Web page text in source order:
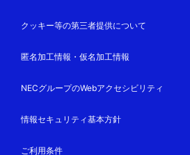
クッキー等の第三者提供について
匿名加工情報・仮名加工情報
NECグループのWebアクセシビリティ
情報セキュリティ基本方針
ご利用条件